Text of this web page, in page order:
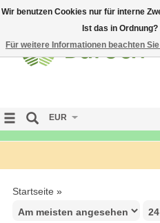
EUR
Startseite »
Wir benutzen Cookies nur für interne
Ist das in Ordnung?
Für weitere Informationen beachten